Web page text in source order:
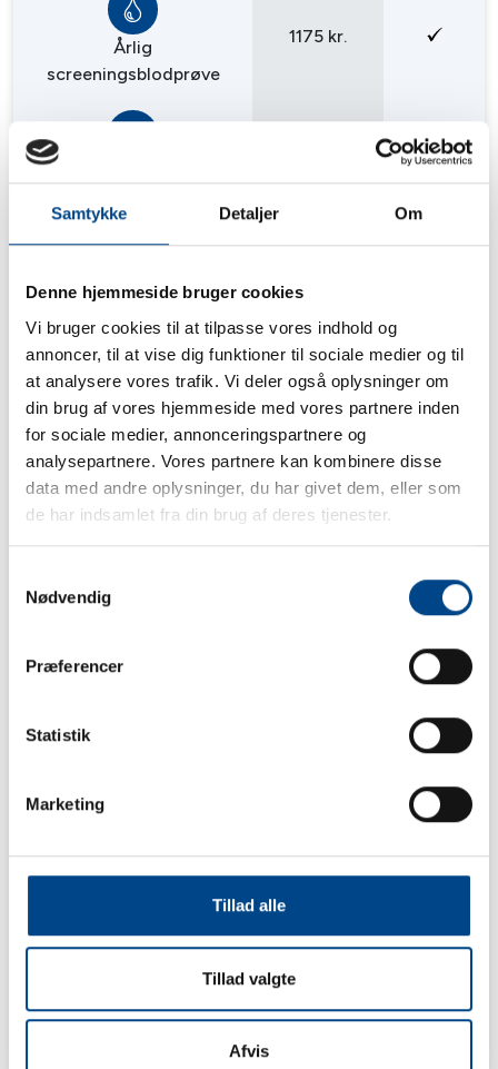
Samtykke Detaljer Om
Denne hjemmeside bruger cookies
Vi bruger cookies til at tilpasse vores indhold og
annoncer, til at vise dig funktioner til sociale medier og til
at analysere vores trafik. Vi deler også oplysninger om
din brug af vores hjemmeside med vores partnere inden
for sociale medier, annonceringspartnere og
analysepartnere. Vores partnere kan kombinere disse
data med andre oplysninger, du har givet dem, eller som
de har indsamlet fra din brug af deres tjenester.
Nødvendig
Præferencer
Statistik
Marketing
Tillad alle
Tillad valgte
Afvis
Årlig
screeningsblodprøve
1175 kr.
Årlig undersøgelse af
hjerte-/lungeorm
Intet receptgebyr
125 kr.
Intet udleveringsgebyr på
medicin
94 kr.
Fri negleklip
125 kr.
veterinærsygeplejerske
og tandrøntgen
10% rabat på alt foder
-